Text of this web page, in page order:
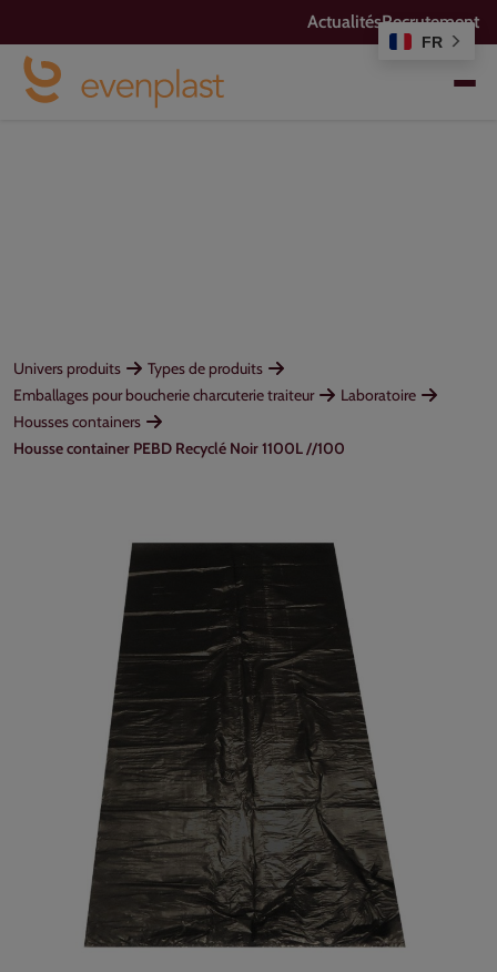
FR
ActualitésRecrutement
Univers produits
Types de produits
Emballages pour boucherie charcuterie traiteur
Laboratoire
Housses containers
Housse container PEBD Recyclé Noir 1100L //100